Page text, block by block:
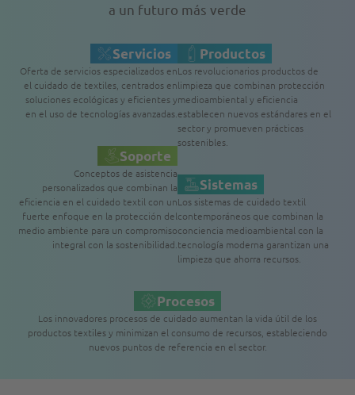
a un futuro más verde
Servicios
Oferta de servicios especializados en
el cuidado de textiles, centrados en
soluciones ecológicas y eficientes y
en el uso de tecnologías avanzadas.
Soporte
Conceptos de asistencia
personalizados que combinan la
eficiencia en el cuidado textil con un
fuerte enfoque en la protección del
medio ambiente para un compromiso
integral con la sostenibilidad.
Productos
Los revolucionarios productos de
limpieza que combinan protección
medioambiental y eficiencia
establecen nuevos estándares en el
sector y promueven prácticas
sostenibles.
Sistemas
Los sistemas de cuidado textil
contemporáneos que combinan la
conciencia medioambiental con la
tecnología moderna garantizan una
limpieza que ahorra recursos.
Procesos
Los innovadores procesos de cuidado aumentan la vida útil de los
productos textiles y minimizan el consumo de recursos, estableciendo
nuevos puntos de referencia en el sector.